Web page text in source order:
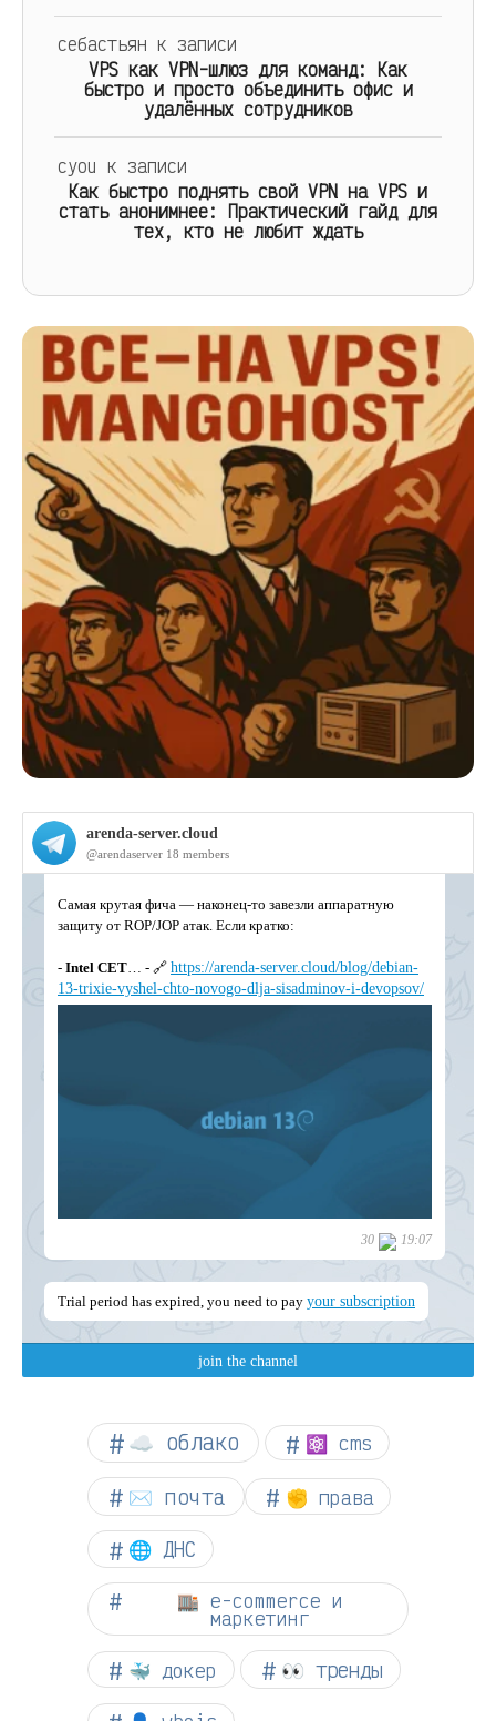
себастьян к записи
VPS как VPN-шлюз для команд: Как
быстро и просто объединить офис и
удалённых сотрудников
cyou к записи
Как быстро поднять свой VPN на VPS и
стать анонимнее: Практический гайд для
тех, кто не любит ждать
☁︎ облако ⚛ cms
✉️ почта ✊ права
🌐 ДНС
🏬 e-commerce и
маркетинг
🐳 докер 👀 тренды